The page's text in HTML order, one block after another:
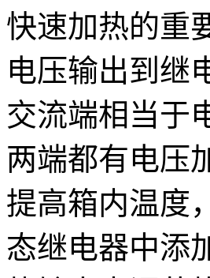
快速加热的重
电压输出到继
交流端相当于
两端都有电压
提高箱内温度
态继电器中添